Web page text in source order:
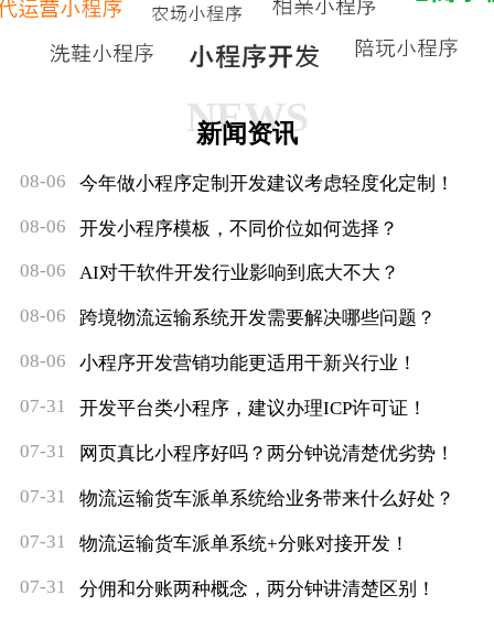
NEWS
新闻资讯
08-06 今年做小程序定制开发建议考虑轻度化定制！
08-06 开发小程序模板，不同价位如何选择？
08-06 AI对干软件开发行业影响到底大不大？
08-06 跨境物流运输系统开发需要解决哪些问题？
08-06 小程序开发营销功能更适用干新兴行业！
07-31 开发平台类小程序，建议办理ICP许可证！
07-31 网页真比小程序好吗？两分钟说清楚优劣势！
07-31 物流运输货车派单系统给业务带来什么好处？
07-31 物流运输货车派单系统+分账对接开发！
07-31 分佣和分账两种概念，两分钟讲清楚区别！